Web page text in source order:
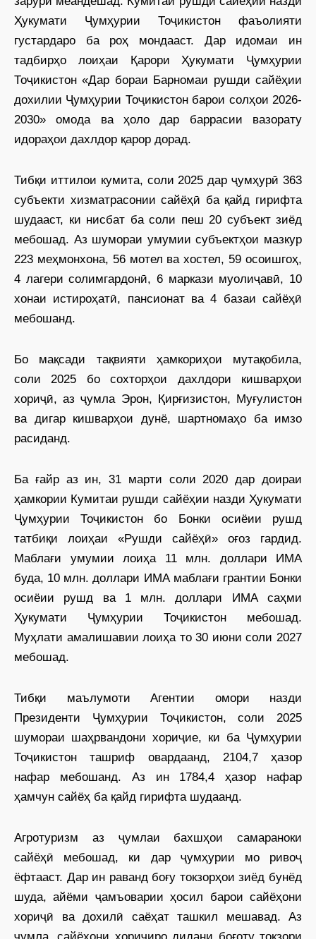
Ҳукумати Ҷумҳурии Тоҷикистон фаъолияти
густардаро ба роҳ мондааст. Дар идомаи ин
тадбирҳо лоиҳаи Қарори Ҳукумати Ҷумҳурии
Тоҷикистон «Дар бораи Барномаи рушди сайёҳии
дохилии Ҷумҳурии Тоҷикистон барои солҳои 2026-
2030» омода ва ҳоло дар баррасии вазорату
идораҳои дахлдор қарор дорад.
Тибқи иттилои кумита, соли 2025 дар ҷумҳурӣ 363
субъекти хизматрасонии сайёҳӣ ба қайд гирифта
шудааст, ки нисбат ба соли пеш 20 субъект зиёд
мебошад. Аз шумораи умумии субъектҳои мазкур
223 меҳмонхона, 56 мотел ва хостел, 59 осоишгоҳ,
4 лагери солимгардонӣ, 6 маркази муолиҷавӣ, 10
хонаи истироҳатӣ, пансионат ва 4 базаи сайёҳӣ
мебошанд.
Бо мақсади тақвияти ҳамкориҳои мутақобила,
соли 2025 бо сохторҳои дахлдори кишварҳои
хориҷӣ, аз ҷумла Эрон, Қирғизистон, Муғулистон
ва дигар кишварҳои дунё, шартномаҳо ба имзо
расиданд.
Ба ғайр аз ин, 31 марти соли 2020 дар доираи
ҳамкории Кумитаи рушди сайёҳии назди Ҳукумати
Ҷумҳурии Тоҷикистон бо Бонки осиёии рушд
татбиқи лоиҳаи «Рушди сайёҳӣ» оғоз гардид.
Маблағи умумии лоиҳа 11 млн. доллари ИМА
буда, 10 млн. доллари ИМА маблағи грантии Бонки
осиёии рушд ва 1 млн. доллари ИМА саҳми
Ҳукумати Ҷумҳурии Тоҷикистон мебошад.
Муҳлати амалишавии лоиҳа то 30 июни соли 2027
мебошад.
Тибқи маълумоти Агентии омори назди
Президенти Ҷумҳурии Тоҷикистон, соли 2025
шумораи шаҳрвандони хориҷие, ки ба Ҷумҳурии
Тоҷикистон ташриф овардаанд, 2104,7 ҳазор
нафар мебошанд. Аз ин 1784,4 ҳазор нафар
ҳамчун сайёҳ ба қайд гирифта шудаанд.
Агротуризм аз ҷумлаи бахшҳои самараноки
сайёҳӣ мебошад, ки дар ҷумҳурии мо ривоҷ
ёфтааст. Дар ин раванд боғу токзорҳои зиёд бунёд
шуда, айёми ҷамъоварии ҳосил барои сайёҳони
хориҷӣ ва дохилӣ саёҳат ташкил мешавад. Аз
ҷумла, сайёҳони хориҷиро дидани боғоту токзори